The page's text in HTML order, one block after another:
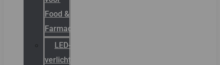
Food &
Farmacie
LED-
verlichting